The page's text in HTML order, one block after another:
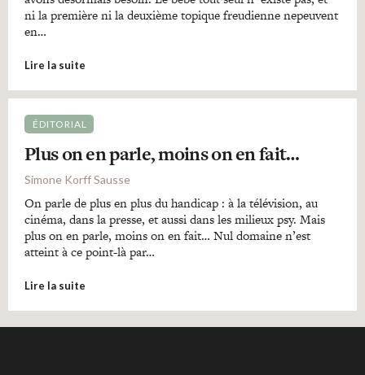
ni la première ni la deuxième topique freudienne nepeuvent
en…
Lire la suite
ÉDITORIAL
Plus on en parle, moins on en fait…
Simone Korff Sausse
On parle de plus en plus du handicap : à la télévision, au
cinéma, dans la presse, et aussi dans les milieux psy. Mais
plus on en parle, moins on en fait… Nul domaine n’est
atteint à ce point-là par…
Lire la suite